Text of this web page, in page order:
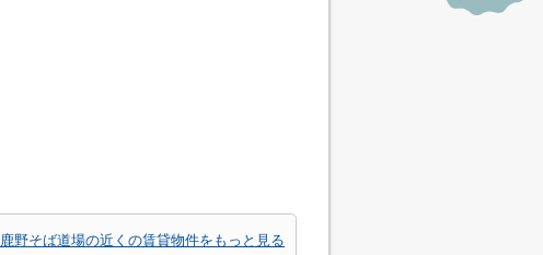
鹿野そば道場の近くの賃貸物件をもっと見る